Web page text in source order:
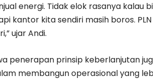
energi. Tidak elok rasanya kalau
kantor kita sendiri masih boros.
ujar Andi.
penerapan prinsip keberlanjutan
membangun operasional yang